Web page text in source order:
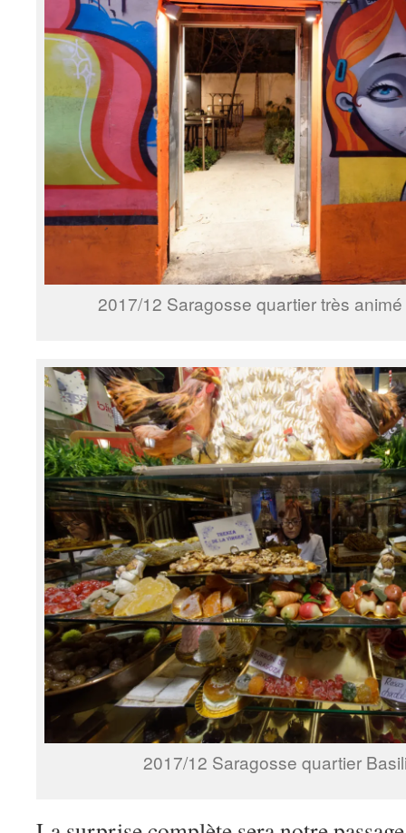
2017/12 Saragosse quartier très
2017/12 Saragosse quartier